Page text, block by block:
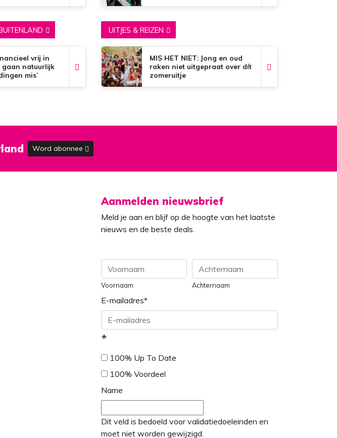
vrij in
gaan natuurlijk
mis’
UITJES & REIZEN
MIS HET NIET: Jong en oud
raken niet uitgepraat over dít
zomeruitje
Word abonnee
Aanmelden nieuwsbrief
Meld je aan en blijf op de hoogte van het laatste
nieuws en de beste deals.
Voornaam Achternaam
E-mailadres*
*
100% Up To Date
100% Voordeel
Name
Dit veld is bedoeld voor validatiedoeleinden en
moet niet worden gewijzigd.